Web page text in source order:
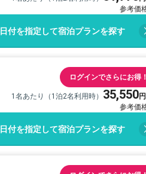
日付を指定して宿泊プランを探す
ログインでさらにお得！
1名あたり（1泊2名利用時） 35,550
日付を指定して宿泊プランを探す